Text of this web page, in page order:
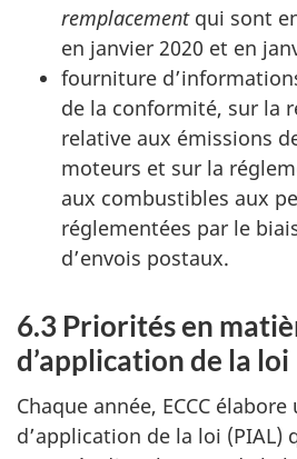
remplacementqui sont
en janvier 2020 et en
fourniture
de la conformité, sur la
relative aux émissions
moteurs et sur la
aux combustibles aux
réglementées par le
d’envois postaux.
6.3 Priorités en
d’application de la loi
Chaque année, ECCC
d’application de la loi (PIAL)